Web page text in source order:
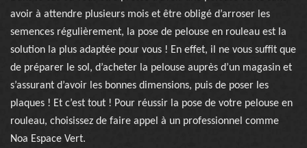
avoir à attendre plusieurs mois et être obligé d’arroser les
semences régulièrement, la pose de pelouse en rouleau est la
solution la plus adaptée pour vous ! En effet, il ne vous suffit que
de préparer le sol, d’acheter la pelouse auprès d’un magasin et
s’assurant d’avoir les bonnes dimensions, puis de poser les
plaques ! Et c’est tout ! Pour réussir la pose de votre pelouse en
rouleau, choisissez de faire appel à un professionnel comme
Noa Espace Vert.